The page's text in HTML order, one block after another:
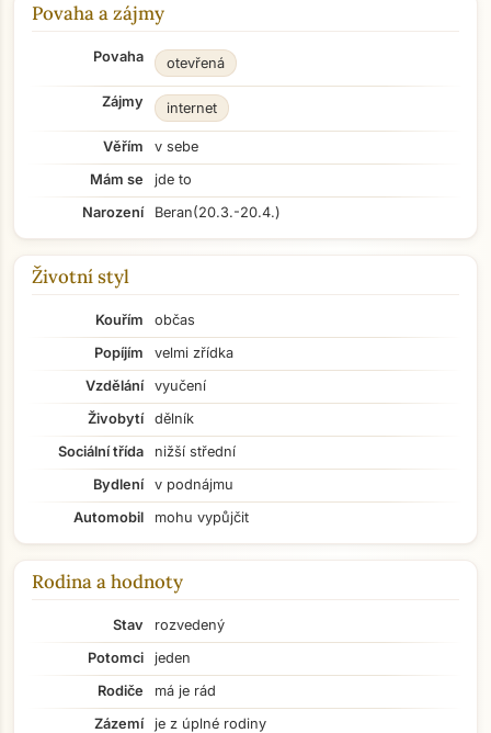
Povaha a zájmy
Povaha otevřená
Zájmy internet
Věřím
v sebe
Mám se
jde to
Narození
Beran(20.3.-20.4.)
Životní styl
Kouřím
občas
Popíjím
velmi zřídka
Vzdělání
vyučení
Živobytí
dělník
Sociální třída
nižší střední
Bydlení
v podnájmu
Automobil
mohu vypůjčit
Rodina a hodnoty
Stav
rozvedený
Potomci
jeden
Rodiče
má je rád
Zázemí
je z úplné rodiny